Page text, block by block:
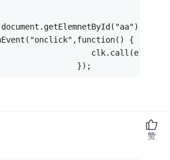
{
clk.call(ele);
});
赞